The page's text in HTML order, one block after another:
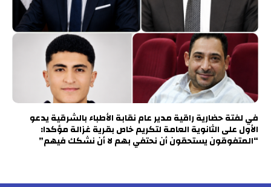
في لفتة حضارية راقية مدير عام نقابة الأطباء بالشرقية يدعو
الأول على الثانوية العامة لتكريم خاص بقرية غزالة مؤكدا:
“المتفوقون يستحقون أن نحتفي بهم لا أن نشكك فيهم”